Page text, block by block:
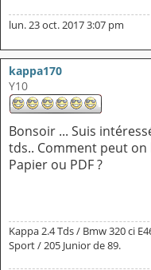
lun. 23 oct. 2017 3:07 pm
kappa170
Y10
Bonsoir ... Suis
tds.. Comment peut on
Papier ou PDF ?
Kappa 2.4 Tds / Bmw 320 ci
Sport / 205 Junior de 89.